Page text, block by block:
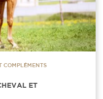
COMPLÉMENTS
ET